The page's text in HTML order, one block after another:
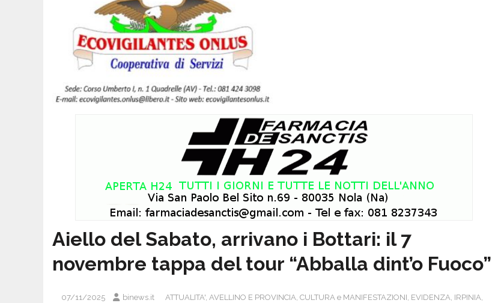
Aiello del Sabato, arrivano i Bottari: il 7
novembre tappa del tour “Abballa dint’o Fuoco”
07/11/2025 binews.it ATTUALITA', AVELLINO E PROVINCIA, CULTURA e MANIFESTAZIONI, EVIDENZA, IRPINIA,